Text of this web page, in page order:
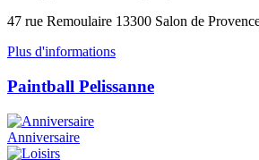
47 rue Remoulaire 13300 Salon de
Plus d'informations
Paintball Pelissanne
Anniversaire